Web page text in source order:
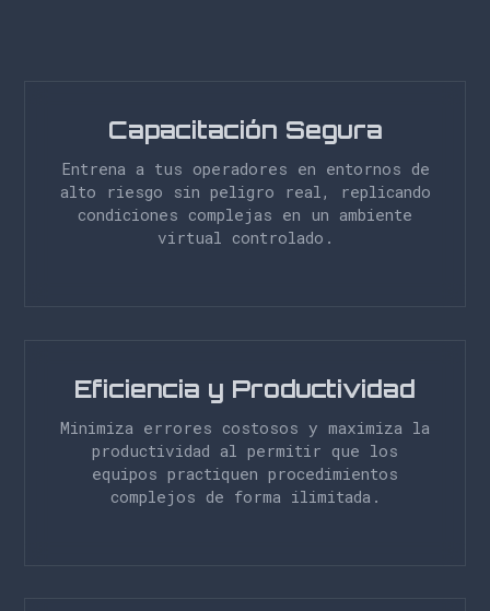
Capacitación Segura
Entrena a tus operadores en entornos de
alto riesgo sin peligro real, replicando
condiciones complejas en un ambiente
virtual controlado.
Eficiencia y Productividad
Minimiza errores costosos y maximiza la
productividad al permitir que los
equipos practiquen procedimientos
complejos de forma ilimitada.